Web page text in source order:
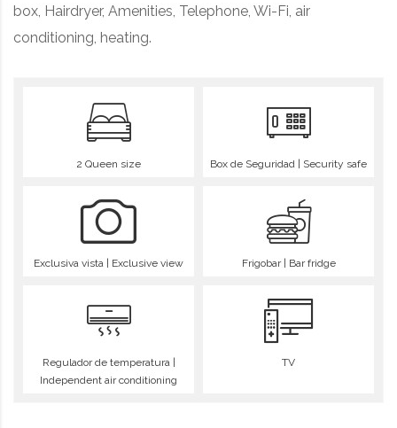
2 Queen size Box de Seguridad | Security safe
Exclusiva vista | Exclusive view Frigobar | Bar fridge
Regulador de temperatura |
Independent air conditioning
TV
box, Hairdryer, Amenities, Telephone, Wi-Fi, air
conditioning, heating.